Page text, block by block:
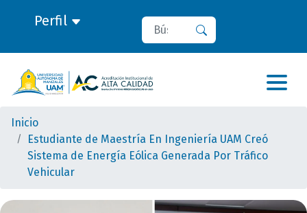
Perfil Buscar
Inicio
Estudiante de Maestría En Ingeniería UAM Creó
Sistema de Energía Eólica Generada Por Tráfico
Vehicular